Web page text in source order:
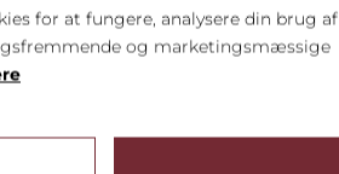
for at fungere, analysere din brug af
og marketingsmæssige